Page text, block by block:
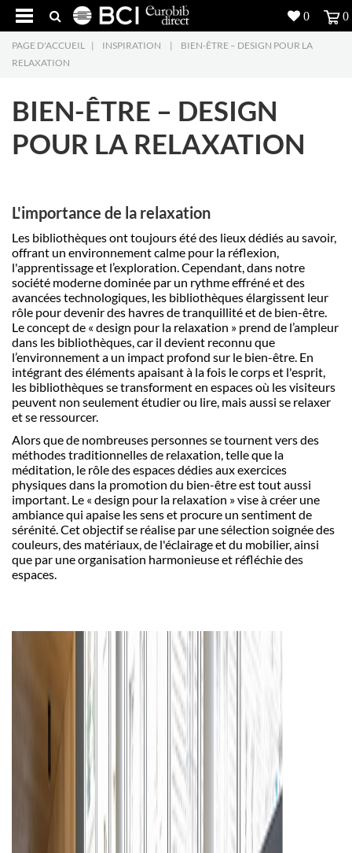
Réalisations
L'entreprise
5
Contact
PAGE D'ACCUEIL | INSPIRATION |
BIEN-ÊTRE – DESIGN POUR LA
RELAXATION
BIEN-ÊTRE – DESIGN
POUR LA RELAXATION
L'importance de la relaxation
Les bibliothèques ont toujours été des lieux dédiés au savoir,
offrant un environnement calme pour la réflexion,
l'apprentissage et l’exploration. Cependant, dans notre
société moderne dominée par un rythme effréné et des
avancées technologiques, les bibliothèques élargissent leur
rôle pour devenir des havres de tranquillité et de bien-être.
Le concept de « design pour la relaxation » prend de l’ampleur
dans les bibliothèques, car il devient reconnu que
l’environnement a un impact profond sur le bien-être. En
intégrant des éléments apaisant à la fois le corps et l'esprit,
les bibliothèques se transforment en espaces où les visiteurs
peuvent non seulement étudier ou lire, mais aussi se relaxer
et se ressourcer.
Alors que de nombreuses personnes se tournent vers des
méthodes traditionnelles de relaxation, telle que la
méditation, le rôle des espaces dédies aux exercices
physiques dans la promotion du bien-être est tout aussi
important. Le « design pour la relaxation » vise à créer une
ambiance qui apaise les sens et procure un sentiment de
sérénité. Cet objectif se réalise par une sélection soignée des
couleurs, des matériaux, de l'éclairage et du mobilier, ainsi
que par une organisation harmonieuse et réfléchie des
espaces.
0 0